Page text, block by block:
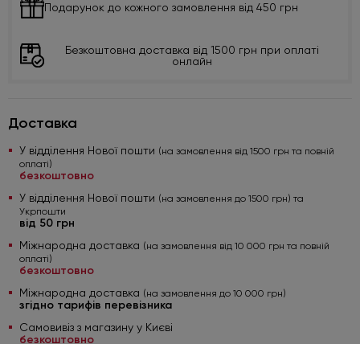
Подарунок до кожного замовлення від 450 грн
Безкоштовна доставка від 1500 грн при оплаті
онлайн
Доставка
У відділення Нової пошти (на замовлення від 1500 грн та повній
оплаті)
безкоштовно
У відділення Нової пошти (на замовлення до 1500 грн) та
Укрпошти
від 50 грн
Міжнародна доставка (на замовлення від 10 000 грн та повній
оплаті)
безкоштовно
Міжнародна доставка (на замовлення до 10 000 грн)
згідно тарифів перевізника
Самовивіз з магазину у Києві
безкоштовно